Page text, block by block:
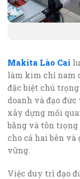
Makita Lào Cai
làm kim chỉ nam
đặc biệt chú
doanh và đạo
xây dựng mối
bằng và tôn trọng
cho cả hai bên và
vững.
Việc duy trì đạo